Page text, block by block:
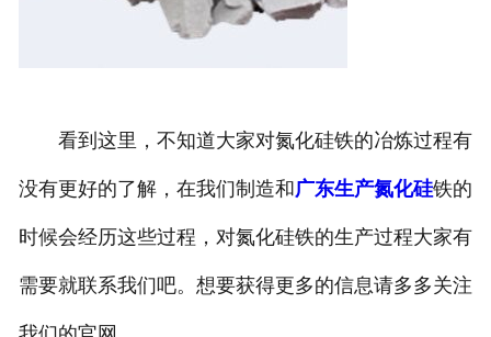
看到这里，不知道大家对氮化硅铁的冶炼过程有
没有更好的了解，在我们制造和广东生产氮化硅铁的
时候会经历这些过程，对氮化硅铁的生产过程大家有
需要就联系我们吧。想要获得更多的信息请多多关注